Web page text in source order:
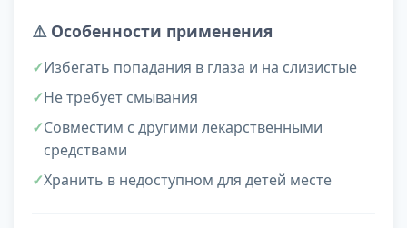
⚠️ Особенности применения
Избегать попадания в глаза и на слизистые
Не требует смывания
Совместим с другими лекарственными
средствами
Хранить в недоступном для детей месте